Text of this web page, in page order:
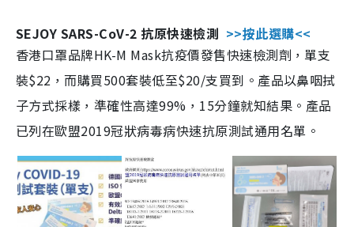
SEJOY SARS-CoV-2 抗原快速檢測 >>按此選購<<
香港口罩品牌HK-M Mask抗疫價發售快速檢測劑，單支
裝$22，而購買500套裝低至$20/支買到。產品以鼻咽拭
子方式採樣，準確性高達99%，15分鐘就知結果。產品
已列在歐盟2019冠狀病毒病快速抗原測試通用名單。